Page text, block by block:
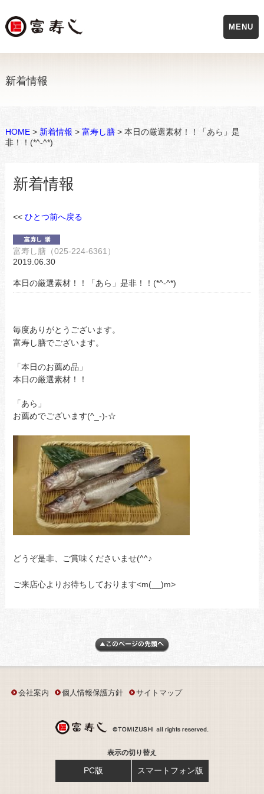
新着情報
HOME> 新着情報 > 富寿し膳> 本日の厳選素材！！「あら」是
非！！(*^-^*)
新着情報
<< ひとつ前へ戻る
富寿し膳（025-224-6361）
2019.06.30
本日の厳選素材！！「あら」是非！！(*^-^*)
毎度ありがとうございます。
富寿し膳でございます。
「本日のお薦め品」
本日の厳選素材！！
「あら」
お薦めでございます(^_-)-☆
どうぞ是非、ご賞味くださいませ(^^♪
ご来店心よりお待ちしております<m(__)m>
会社案内 個人情報保護方針 サイトマップ
表示の切り替え
PC版 スマートフォン版
MENU